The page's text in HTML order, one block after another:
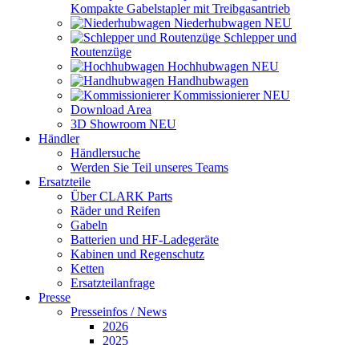
Kompakte Gabelstapler mit Treibgasantrieb
Niederhubwagen NEU
Schlepper und
Routenzüge
Hochhubwagen NEU
Handhubwagen
Kommissionierer NEU
Download Area
3D Showroom NEU
Händler
Händlersuche
Werden Sie Teil unseres Teams
Ersatzteile
Über CLARK Parts
Räder und Reifen
Gabeln
Batterien und HF-Ladegeräte
Kabinen und Regenschutz
Ketten
Ersatzteilanfrage
Presse
Presseinfos / News
2026
2025